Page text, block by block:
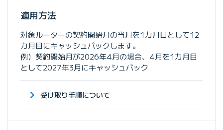
適用方法
対象ルーターの契約開始月の当月を1カ月目として12
カ月目にキャッシュバックします。
例）契約開始月が2026年4月の場合、4月を1カ月目
として2027年3月にキャッシュバック
受け取り手順について